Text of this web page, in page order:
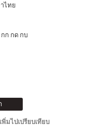
ไทย
กก กด กบ
เพิ่มไปเปรียบเทียบ